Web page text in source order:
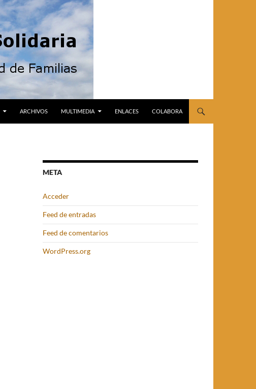
ARCHIVOS MULTIMEDIA ENLACES COLABORA
META
Acceder
Feed de entradas
Feed de comentarios
WordPress.org